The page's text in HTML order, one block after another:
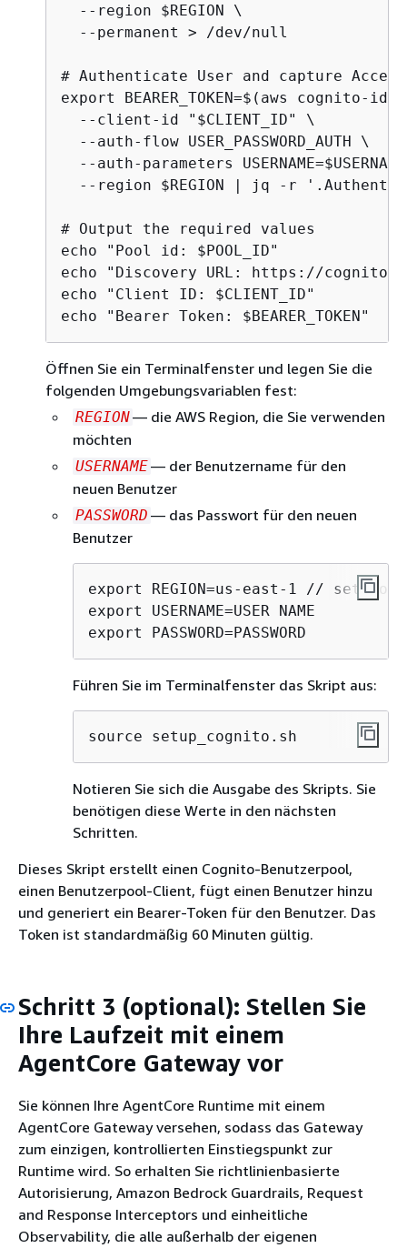
  --region $REGION \
  --permanent > /dev/null
# Authenticate User and capture Access
export BEARER_TOKEN=$(aws
  --client-id "$CLIENT_ID" \
  --auth-flow USER_PASSWORD_AUTH \
--auth-parameters
--region $REGION | jq -r
# Output the required values
echo "Pool id: $POOL_ID"
echo "Discovery URL: https://cognito-
echo "Client ID: $CLIENT_ID"
echo "Bearer Token: $BEARER_TOKEN"
Öffnen Sie ein Terminalfenster und legen Sie die
folgenden Umgebungsvariablen fest:
REGION— die AWS Region, die Sie verwenden
möchten
USERNAME— der Benutzername für den
neuen Benutzer
PASSWORD — das Passwort für den neuen
Benutzer
export REGION=us-east-1 // set
export USERNAME=USER NAME
export PASSWORD=PASSWORD
Führen Sie im Terminalfenster das Skript aus:
source setup_cognito.sh
Notieren Sie sich die Ausgabe des Skripts. Sie
benötigen diese Werte in den nächsten
Schritten.
Dieses Skript erstellt einen Cognito-Benutzerpool,
einen Benutzerpool-Client, fügt einen Benutzer hinzu
und generiert ein Bearer-Token für den Benutzer. Das
Token ist standardmäßig 60 Minuten gültig.
Schritt 3 (optional): Stellen Sie
Ihre Laufzeit mit einem
AgentCore Gateway vor
Sie können Ihre AgentCore Runtime mit einem
AgentCore Gateway versehen, sodass das Gateway
zum einzigen, kontrollierten Einstiegspunkt zur
Runtime wird. So erhalten Sie richtlinienbasierte
Autorisierung, Amazon Bedrock Guardrails, Request
and Response Interceptors und einheitliche
Observability, die alle außerhalb der eigenen